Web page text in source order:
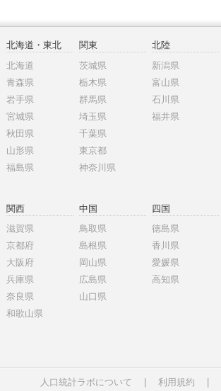
北海道・東北
北海道
青森県
岩手県
宮城県
秋田県
山形県
福島県
関東
茨城県
栃木県
群馬県
埼玉県
千葉県
東京都
神奈川県
北陸
新潟県
富山県
石川県
福井県
関西
滋賀県
京都府
大阪府
兵庫県
奈良県
和歌山県
中国
鳥取県
島根県
岡山県
広島県
山口県
四国
徳島県
香川県
愛媛県
高知県
人口統計ラボについて 利用規約